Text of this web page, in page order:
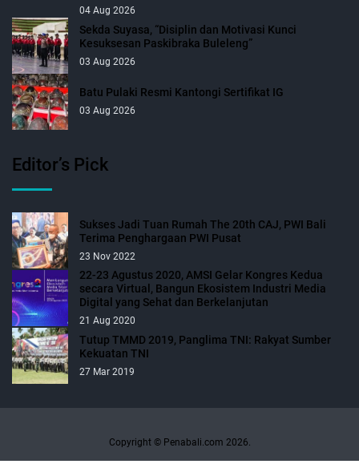
04 Aug 2026
Sekda Suyasa, “Disiplin dan Motivasi Kunci
Kesuksesan Paskibraka Buleleng”
03 Aug 2026
Batu Pulaki Resmi Kantongi Sertifikat IG
03 Aug 2026
Editor’s Pick
Sukses Jadi Tuan Rumah The 20th CAJ, PWI Bali
Terima Penghargaan PWI Pusat
23 Nov 2022
22-23 Agustus 2020, AMSI Gelar Kongres Kedua
secara Virtual, Bangun Ekosistem Industri Media
Digital yang Sehat dan Berkelanjutan
21 Aug 2020
Tutup TMMD 2019, Panglima TNI: Rakyat Sumber
Kekuatan TNI
27 Mar 2019
Copyright © Penabali.com 2026.